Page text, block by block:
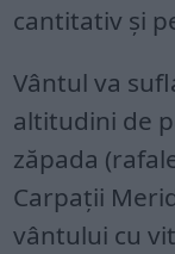
cantitativ și
Vântul va
altitudini de
zăpada
Carpații
vântului cu